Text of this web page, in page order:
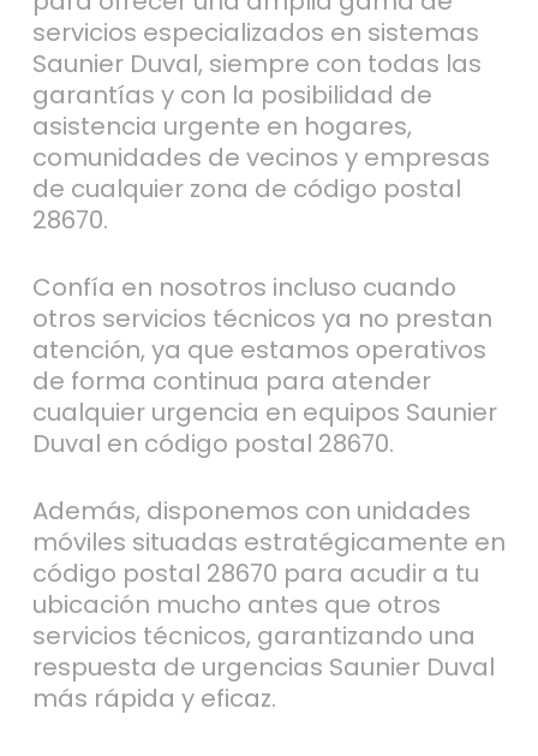
servicios especializados en sistemas
Saunier Duval, siempre con todas las
garantías y con la posibilidad de
asistencia urgente en hogares,
comunidades de vecinos y empresas
de cualquier zona de código postal
28670.
Confía en nosotros incluso cuando
otros servicios técnicos ya no prestan
atención, ya que estamos operativos
de forma continua para atender
cualquier urgencia en equipos Saunier
Duval en código postal 28670.
Además, disponemos con unidades
móviles situadas estratégicamente en
código postal 28670 para acudir a tu
ubicación mucho antes que otros
servicios técnicos, garantizando una
respuesta de urgencias Saunier Duval
más rápida y eficaz.